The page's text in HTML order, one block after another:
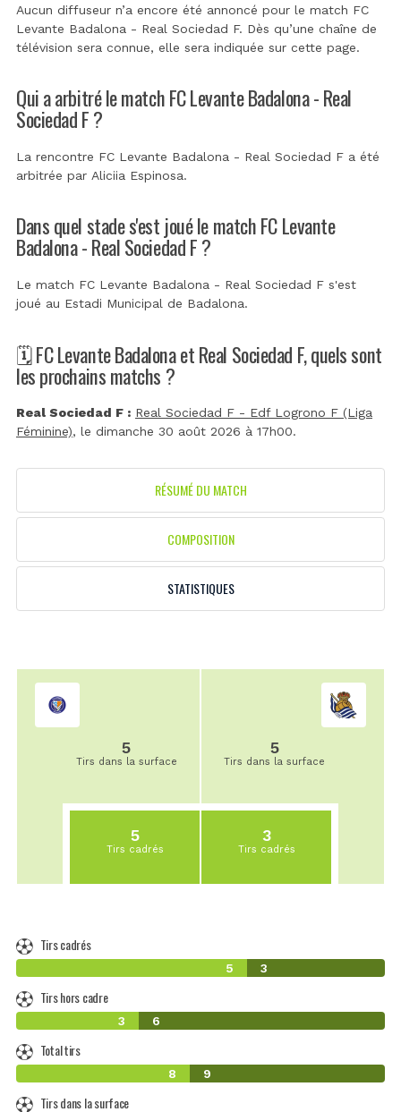
Aucun diffuseur n’a encore été annoncé pour le match FC
Levante Badalona - Real Sociedad F. Dès qu’une chaîne de
télévision sera connue, elle sera indiquée sur cette page.
Qui a arbitré le match FC Levante Badalona - Real
Sociedad F ?
La rencontre FC Levante Badalona - Real Sociedad F a été
arbitrée par Aliciia Espinosa.
Dans quel stade s'est joué le match FC Levante
Badalona - Real Sociedad F ?
Le match FC Levante Badalona - Real Sociedad F s'est
joué au Estadi Municipal de Badalona.
🗓️ FC Levante Badalona et Real Sociedad F, quels sont
les prochains matchs ?
Real Sociedad F : Real Sociedad F - Edf Logrono F (Liga
Féminine), le dimanche 30 août 2026 à 17h00.
RÉSUMÉ DU MATCH
COMPOSITION
STATISTIQUES
5
Tirs dans la surface
5
Tirs cadrés
5
Tirs dans la surface
3
Tirs cadrés
Tirs cadrés
5 3
Tirs hors cadre
3 6
Total tirs
8 9
Tirs dans la surface